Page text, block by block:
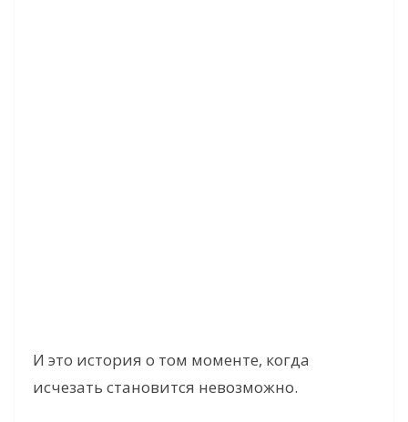
И это история о том моменте, когда
исчезать становится невозможно.